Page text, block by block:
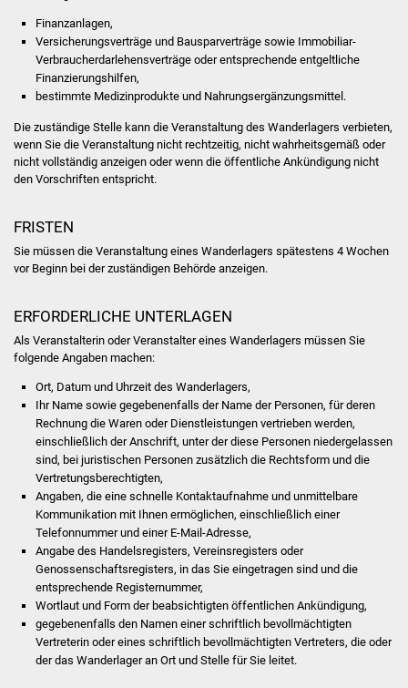
Gesundheit und Notfall
Ärzte und Apotheken
Pflege von Angehörigen
ÖPNV
Veranstaltungen
Stadtfest
Ostermarkt
Einrichtungen
Stadtbücherei
Finanzanlagen,
Versicherungsverträge und Bausparverträge sowie Immobiliar-
Verbraucherdarlehensverträge oder entsprechende entgeltliche
Finanzierungshilfen,
bestimmte Medizinprodukte und Nahrungsergänzungsmittel.
Die zuständige Stelle kann die Veranstaltung des Wanderlagers verbieten,
wenn Sie die Veranstaltung nicht rechtzeitig, nicht wahrheitsgemäß oder
nicht vollständig anzeigen oder wenn die öffentliche Ankündigung nicht
den Vorschriften entspricht.
FRISTEN
Sie müssen die Veranstaltung eines Wanderlagers spätestens 4 Wochen
vor Beginn bei der zuständigen Behörde anzeigen.
ERFORDERLICHE UNTERLAGEN
Als Veranstalterin oder Veranstalter eines Wanderlagers müssen Sie
folgende Angaben machen:
Ort, Datum und Uhrzeit des Wanderlagers,
Ihr Name sowie gegebenenfalls der Name der Personen, für deren
Rechnung die Waren oder Dienstleistungen vertrieben werden,
einschließlich der Anschrift, unter der diese Personen niedergelassen
sind, bei juristischen Personen zusätzlich die Rechtsform und die
Vertretungsberechtigten,
Angaben, die eine schnelle Kontaktaufnahme und unmittelbare
Kommunikation mit Ihnen ermöglichen, einschließlich einer
Telefonnummer und einer E-Mail-Adresse,
Angabe des Handelsregisters, Vereinsregisters oder
Genossenschaftsregisters, in das Sie eingetragen sind und die
entsprechende Registernummer,
Wortlaut und Form der beabsichtigten öffentlichen Ankündigung,
gegebenenfalls den Namen einer schriftlich bevollmächtigten
Vertreterin oder eines schriftlich bevollmächtigten Vertreters, die oder
der das Wanderlager an Ort und Stelle für Sie leitet.